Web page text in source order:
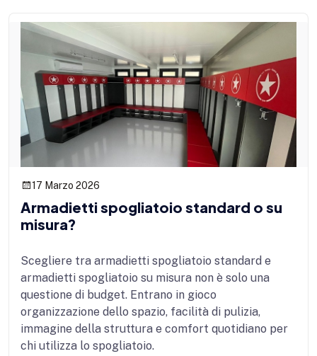
17 Marzo 2026
Armadietti spogliatoio standard o su
misura?
Scegliere tra armadietti spogliatoio standard e
armadietti spogliatoio su misura non è solo una
questione di budget. Entrano in gioco
organizzazione dello spazio, facilità di pulizia,
immagine della struttura e comfort quotidiano per
chi utilizza lo spogliatoio.